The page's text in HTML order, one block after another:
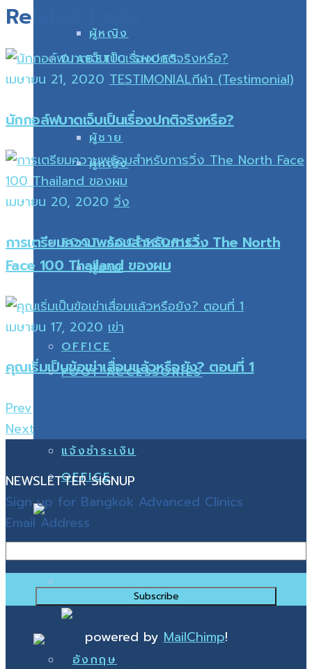
ผู้หญิง
ผู้ชาย
FOOT ACCESSORIES
OFFICE
แจ้งชำระเงิน
DIABETIC SHOES
ผู้หญิง
ผู้ชาย
FOOT ACCESSORIES
OFFICE
Related Posts
เมษายน 21, 2020 TESTIMONIALกีฬา (Testimonial)
นักกอล์ฟบาดเจ็บเป็นเรื่องปกติจริงหรือ?
เมษายน 20, 2020 วิ่ง
การเตรียมความพร้อมสำหรับการวิ่ง The North
Face 100 Thailand ของผม
เมษายน 17, 2020 เข่า
คุณเริ่มเป็นข้อเข่าเสื่อมเเล้วหรือยัง? ตอนที่ 1
Prev
Next
NEWSLETTER SIGNUP
Sign up for Bangkok Advanced Clinics
Email Address
powered byMailChimp!